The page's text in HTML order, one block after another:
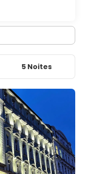
5 Noites